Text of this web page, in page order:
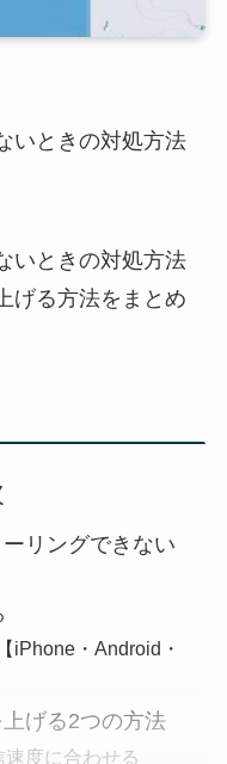
いときの対処方法
いときの対処方法
げる方法をまとめ
リングできない
iPhone・Android・
げる2つの方法
度に合わせる